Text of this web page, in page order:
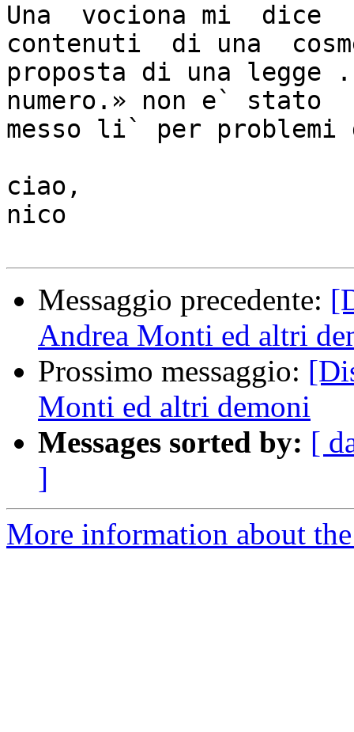
Una  vociona mi  dice
contenuti  di una
proposta di una legge
numero.» non e` stato
messo li` per
ciao,
nico
Messaggio precedente:
Andrea Monti ed altri
Prossimo messaggio:
Monti ed altri demoni
Messages sorted by: [
]
More information about